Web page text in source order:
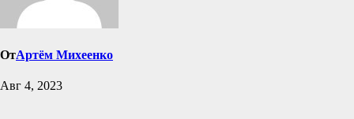
ОтАртём Михеенко
Авг 4, 2023